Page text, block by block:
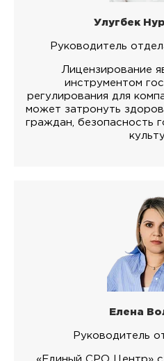
Улугбек
Руководитель
Лицензирование
инструментом
регулирования для
может затронуть
граждан, безопасность
Елена
Руководитель